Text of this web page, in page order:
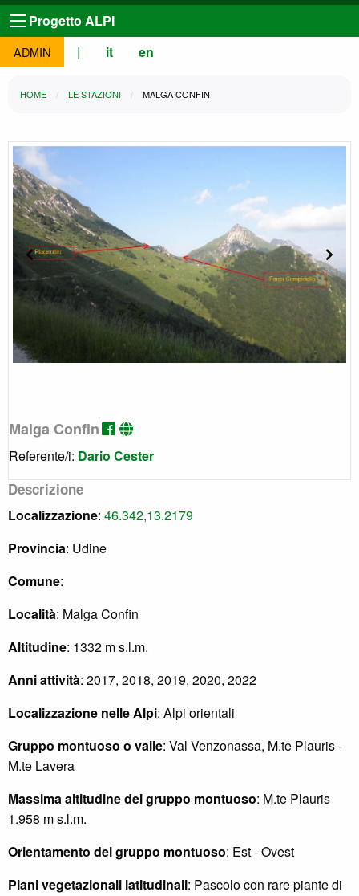
Progetto ALPI
ADMIN | it en
HOME LE STAZIONI MALGA CONFIN
Slide precedente Slide
Malga Confin
Referente/i: Dario Cester
Descrizione
Localizzazione: 46.342,13.2179
Provincia: Udine
Comune:
Località: Malga Confin
Altitudine: 1332 m s.l.m.
Anni attività: 2017, 2018, 2019, 2020, 2022
Localizzazione nelle Alpi: Alpi orientali
Gruppo montuoso o valle: Val Venzonassa, M.te Plauris -
M.te Lavera
Massima altitudine del gruppo montuoso: M.te Plauris
1.958 m s.l.m.
Orientamento del gruppo montuoso: Est - Ovest
Piani vegetazionali latitudinali: Pascolo con rare piante di